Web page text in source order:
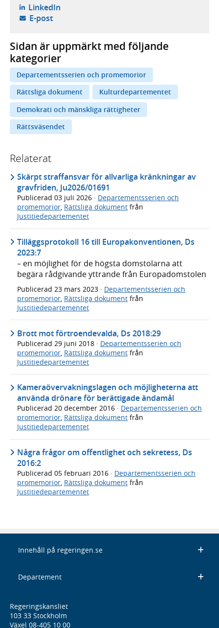
LinkedIn- öppnas i ny flik, extern webbplats,
E-post- öppnar din e-postklient,
Sidan är uppmärkt med följande
kategorier
Departementsserien och promemorior
Rättsliga dokument
Kulturdepartementet
Demokrati och mänskliga rättigheter
Rättsväsendet
Relaterat
Skärpt straffansvar för allvarliga kränkningar av
gravfriden, Ju2026/01691
Publicerad 03 juli 2026 · Departementsserien och
promemorior, Rättsliga dokument från
Justitiedepartementet
Tilläggsprotokoll 16 till Europakonventionen, Ds
2023:7
– en möjlighet för de högsta domstolarna att
begära rådgivande yttrande från Europadomstolen
Publicerad 23 mars 2023 · Departementsserien och
promemorior, Rättsliga dokument från
Justitiedepartementet
Brott mot förtroendevalda, Ds 2018:29
Publicerad 29 juni 2018 · Departementsserien och
promemorior Rättsliga dokument från
Justitiedepartementet
Kameraövervakningslagen och möjligheterna att
använda drönare för berättigade ändamål
Publicerad 20 december 2016 · Departementsserien och
promemorior, Rättsliga dokument från
Justitiedepartementet
Några frågor om offentlighet och sekretess, Ds
2016:2
Publicerad 05 februari 2016 · Departementsserien och
promemorior, Rättsliga dokument från
Justitiedepartementet
Innehåll på regeringen.se
Departement
Regeringskansliet
103 33 Stockholm
Växel 08-405 10 00